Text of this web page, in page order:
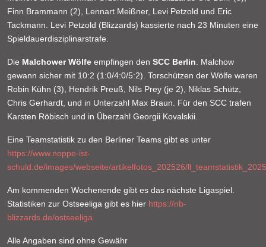
Finn Brammann (2), Lennart Meißner, Levi Petzold und Eric
Tackmann. Levi Petzold (Blizzards) kassierte nach 23 Minuten eine
Spieldauerdisziplinarstrafe.
Die Malchower Wölfe empfingen den SCC Berlin . Malchow
gewann sicher mit 10:2 (1:0/4:0/5:2). Torschützen der Wölfe waren
Robin Kühn (3), Hendrik Preuß, Nils Prey (je 2), Niklas Schütz,
Chris Gerhardt, und in Unterzahl Max Braun. Für den SCC trafen
Karsten Röbisch und in Überzahl Georgii Kovalskii.
Eine Teamstatistik zu den Berliner Teams gibt es unter
https://www.noppe-ist-
schuld.de/images/webseite/artikelfotos_202526/
Am kommenden Wochenende gibt es das nächste Ligaspiel.
Statistiken zur Ostseeliga gibt es hier https://nb-
blizzards.de/ostseeliga
Alle Angaben sind ohne Gewähr